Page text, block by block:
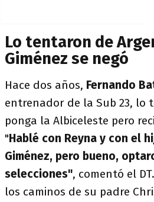
Lo tentaron de
Giménez se negó
Hace dos años, Fernando
entrenador de la Sub 23, lo
ponga la Albiceleste pero
"Hablé con Reyna y con el
Giménez, pero bueno,
selecciones", comentó el
los caminos de su padre